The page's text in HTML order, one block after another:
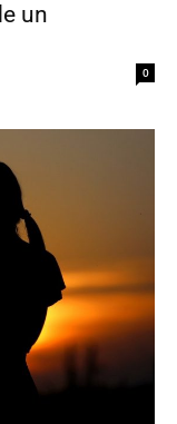
un
0